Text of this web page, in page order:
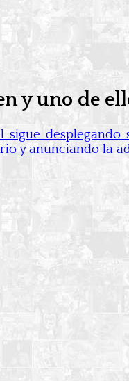
uno de
y anunciando la